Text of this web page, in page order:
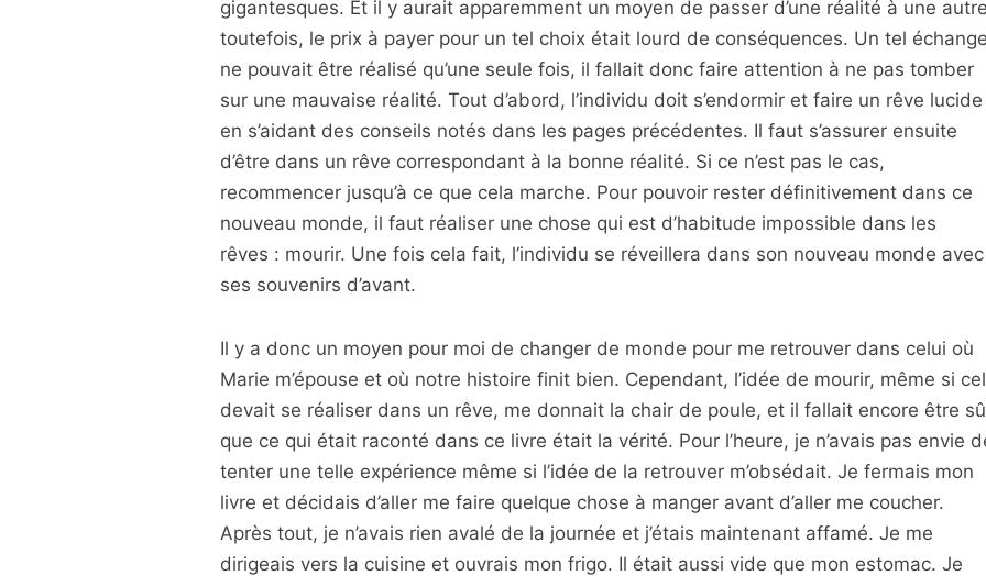
gigantesques. Et il y aurait apparemment un moyen de passer d’une réalité à une
toutefois, le prix à payer pour un tel choix était lourd de conséquences. Un tel échange
ne pouvait être réalisé qu’une seule fois, il fallait donc faire attention à ne pas tomber
sur une mauvaise réalité. Tout d’abord, l’individu doit s’endormir et faire un rêve lucide
en s’aidant des conseils notés dans les pages précédentes. Il faut s’assurer ensuite
d’être dans un rêve correspondant à la bonne réalité. Si ce n’est pas le cas,
recommencer jusqu’à ce que cela marche. Pour pouvoir rester définitivement dans ce
nouveau monde, il faut réaliser une chose qui est d’habitude impossible dans les
rêves : mourir. Une fois cela fait, l’individu se réveillera dans son nouveau monde avec
ses souvenirs d’avant.
Il y a donc un moyen pour moi de changer de monde pour me retrouver dans celui où
Marie m’épouse et où notre histoire finit bien. Cependant, l’idée de mourir, même si
devait se réaliser dans un rêve, me donnait la chair de poule, et il fallait encore être
que ce qui était raconté dans ce livre était la vérité. Pour l’heure, je n’avais pas envie
tenter une telle expérience même si l’idée de la retrouver m’obsédait. Je fermais mon
livre et décidais d’aller me faire quelque chose à manger avant d’aller me coucher.
Après tout, je n’avais rien avalé de la journée et j’étais maintenant affamé. Je me
dirigeais vers la cuisine et ouvrais mon frigo. Il était aussi vide que mon estomac. Je